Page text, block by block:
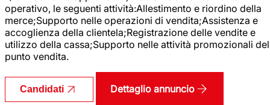
operativo, le seguenti attività:Allestimento e riordino della
merce;Supporto nelle operazioni di vendita;Assistenza e
accoglienza della clientela;Registrazione delle vendite e
utilizzo della cassa;Supporto nelle attività promozionali del
punto vendita.
Candidati Dettaglio annuncio